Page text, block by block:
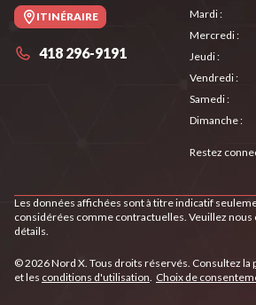
ITINÉRAIRE
418 296-9191
Mardi:
Mercredi:
Jeudi:
Vendredi:
Samedi:
Dimanche:
Restez
Les données affichées sont à titre indicatif
considérées comme contractuelles. Veuillez nous
détails.
© 2026 Nord X. Tous droits réservés. Consultez la
et les conditions d'utilisation. Choix de